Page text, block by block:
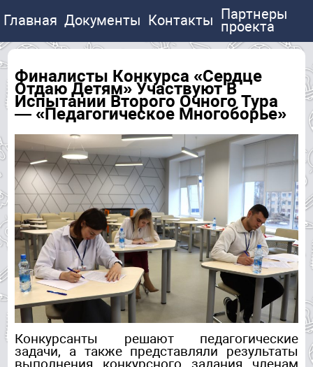
Главная Документы Контакты Партнеры
проекта
Финалисты Конкурса «Сердце
Отдаю Детям» Участвуют В
Испытании Второго Очного Тура
— «Педагогическое Многоборье»
Конкурсанты решают педагогические
задачи, а также представляли результаты